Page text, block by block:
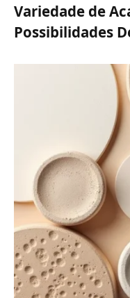
Variedade de
Possibilidades